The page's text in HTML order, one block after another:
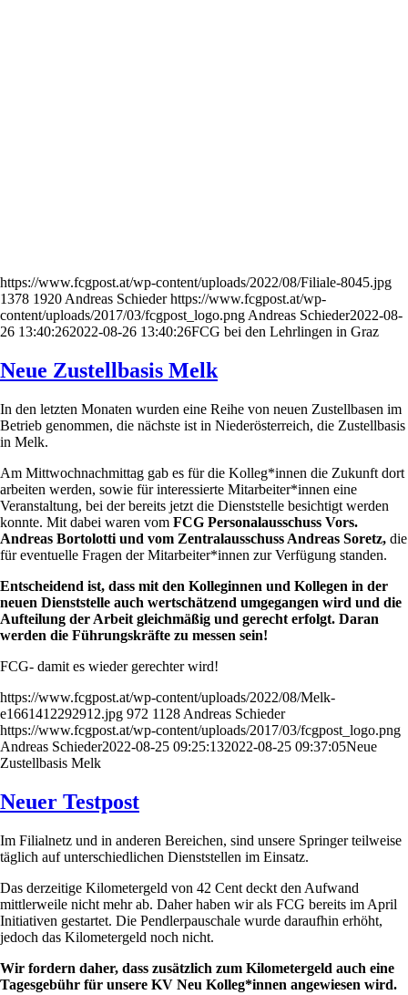
https://www.fcgpost.at/wp-content/uploads/2022/08/Filiale-8045.jpg
1378 1920 Andreas Schieder https://www.fcgpost.at/wp-
content/uploads/2017/03/fcgpost_logo.png Andreas Schieder2022-08-
26 13:40:262022-08-26 13:40:26FCG bei den Lehrlingen in Graz
Neue Zustellbasis Melk
In den letzten Monaten wurden eine Reihe von neuen Zustellbasen im
Betrieb genommen, die nächste ist in Niederösterreich, die Zustellbasis
in Melk.
Am Mittwochnachmittag gab es für die Kolleg*innen die Zukunft dort
arbeiten werden, sowie für interessierte Mitarbeiter*innen eine
Veranstaltung, bei der bereits jetzt die Dienststelle besichtigt werden
konnte. Mit dabei waren vom FCG Personalausschuss Vors.
Andreas Bortolotti und vom Zentralausschuss Andreas Soretz, die
für eventuelle Fragen der Mitarbeiter*innen zur Verfügung standen.
Entscheidend ist, dass mit den Kolleginnen und Kollegen in der
neuen Dienststelle auch wertschätzend umgegangen wird und die
Aufteilung der Arbeit gleichmäßig und gerecht erfolgt. Daran
werden die Führungskräfte zu messen sein!
FCG- damit es wieder gerechter wird!
https://www.fcgpost.at/wp-content/uploads/2022/08/Melk-
e1661412292912.jpg 972 1128 Andreas Schieder
https://www.fcgpost.at/wp-content/uploads/2017/03/fcgpost_logo.png
Andreas Schieder2022-08-25 09:25:132022-08-25 09:37:05Neue
Zustellbasis Melk
Neuer Testpost
Im Filialnetz und in anderen Bereichen, sind unsere Springer teilweise
täglich auf unterschiedlichen Dienststellen im Einsatz.
Das derzeitige Kilometergeld von 42 Cent deckt den Aufwand
mittlerweile nicht mehr ab. Daher haben wir als FCG bereits im April
Initiativen gestartet. Die Pendlerpauschale wurde daraufhin erhöht,
jedoch das Kilometergeld noch nicht.
Wir fordern daher, dass zusätzlich zum Kilometergeld auch eine
Tagesgebühr für unsere KV Neu Kolleg*innen angewiesen wird.